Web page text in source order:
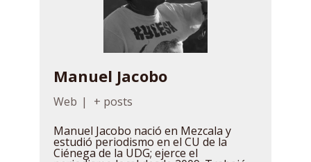
Manuel Jacobo
Web |
+ posts
Manuel Jacobo nació en Mezcala y
estudió periodismo en el CU de la
Ciénega de la UDG; ejerce el